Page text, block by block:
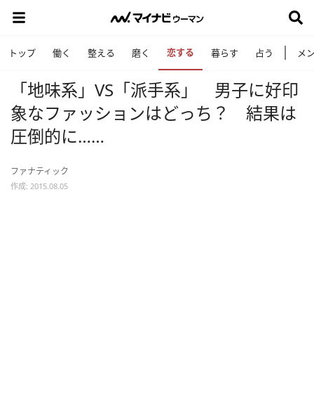
トップ 働く 整える 磨く 恋する 暮らす 占う メ
「地味系」VS「派手系」 男子に好印
象なファッションはどっち？ 結果は
圧倒的に……
ファナティック
作成: 2015.08.05